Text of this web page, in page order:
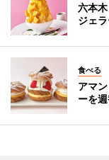
六本
ジェ
食べる
アマ
ーを